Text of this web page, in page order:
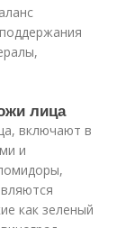
лица
включают в
и
как зеленый